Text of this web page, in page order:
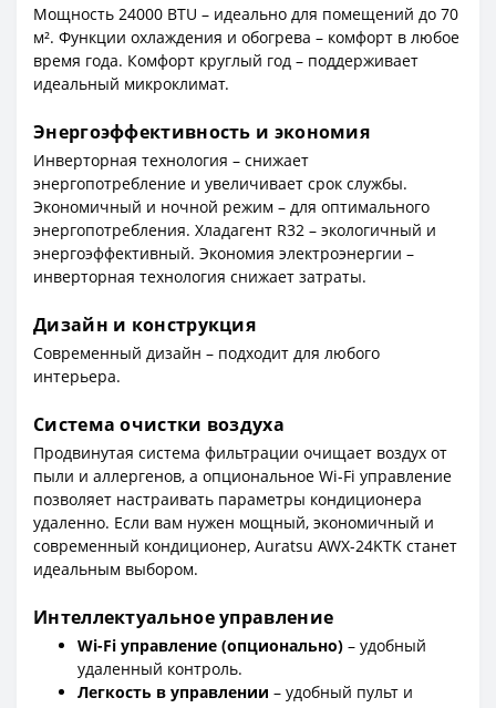
Мощность 24000 BTU – идеально для помещений до 70
м². Функции охлаждения и обогрева – комфорт в любое
время года. Комфорт круглый год – поддерживает
идеальный микроклимат.
Энергоэффективность и экономия
Инверторная технология – снижает
энергопотребление и увеличивает срок службы.
Экономичный и ночной режим – для оптимального
энергопотребления. Хладагент R32 – экологичный и
энергоэффективный. Экономия электроэнергии –
инверторная технология снижает затраты.
Дизайн и конструкция
Современный дизайн – подходит для любого
интерьера.
Система очистки воздуха
Продвинутая система фильтрации очищает воздух от
пыли и аллергенов, а опциональное Wi-Fi управление
позволяет настраивать параметры кондиционера
удаленно. Если вам нужен мощный, экономичный и
современный кондиционер, Auratsu AWX-24KTK станет
идеальным выбором.
Интеллектуальное управление
Wi-Fi управление (опционально) – удобный
удаленный контроль.
Легкость в управлении – удобный пульт и